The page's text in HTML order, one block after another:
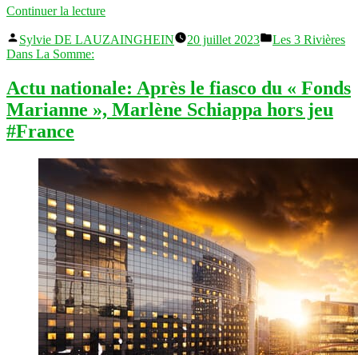
Continuer la lecture« Informations
le
un
projet
de
#France »
Publié
par
Sylvie DE LAUZAINGHEIN 20 juillet 2023
Publié
Les 3 Rivières
Dans La Somme:
Actu nationale: Après le fiasco du « Fonds
Marianne », Marlène Schiappa hors jeu
#France